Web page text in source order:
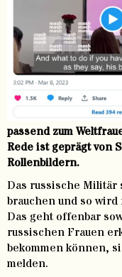
passend zum
Rede ist geprägt von
Rollenbildern.
Das russische Militär
brauchen und so
Das geht offenbar
russischen Frauen
bekommen können,
melden.